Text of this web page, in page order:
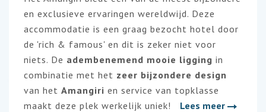
en exclusieve ervaringen wereldwijd. Deze
accommodatie is een graag bezocht hotel door
de 'rich & famous' en dit is zeker niet voor
niets. De adembenemend mooie ligging in
combinatie met het zeer bijzondere design
van het Amangiri en service van topklasse
maakt deze plek werkelijk uniek!
Lees meer